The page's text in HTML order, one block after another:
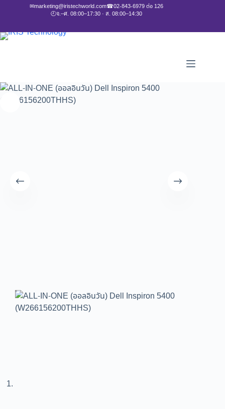
✉marketing@iristechworld.com☎02-843-6979 ต่อ 126
🕘จ.–ศ. 08:00–17:30 · ส. 08:00–14:30